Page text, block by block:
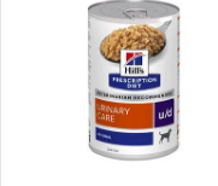
Abecedně